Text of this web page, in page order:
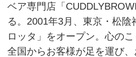
ベア専門店「
る。2001年3月、東京・松陰
ロッタ」をオープン。心のこ
全国からお客様が足を運び